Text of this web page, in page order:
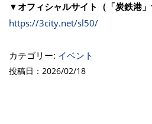
▼オフィシャルサイト（「炭鉄港」
https://3city.net/sl50/
カテゴリー: イベント
投稿日：2026/02/18